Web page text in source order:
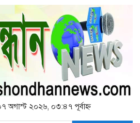
অগাস্ট ২০২৬, ০৩:৪৭ পূর্বাহ্ন